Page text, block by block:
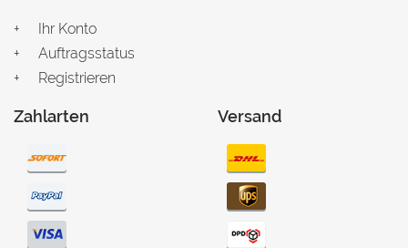
Ihr Konto
Auftragsstatus
Registrieren
Zahlarten Versand